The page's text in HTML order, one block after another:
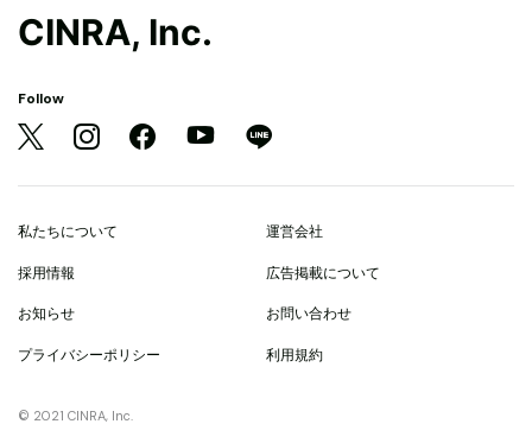
CINRA, Inc.
Follow
私たちについて 運営会社
採用情報 広告掲載について
お知らせ お問い合わせ
プライバシーポリシー 利用規約
© 2021 CINRA, Inc.